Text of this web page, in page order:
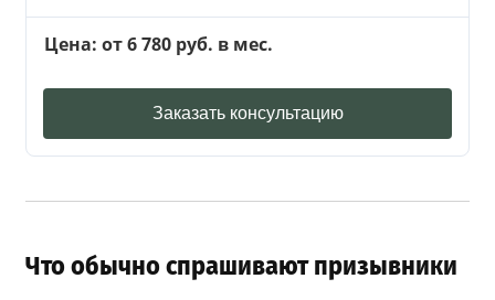
Цена: от 6 780 руб. в мес.
Заказать консультацию
Что обычно спрашивают призывники